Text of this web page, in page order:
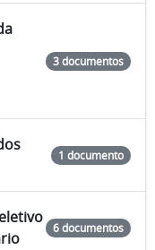
3 documentos
1 documento
6 documentos